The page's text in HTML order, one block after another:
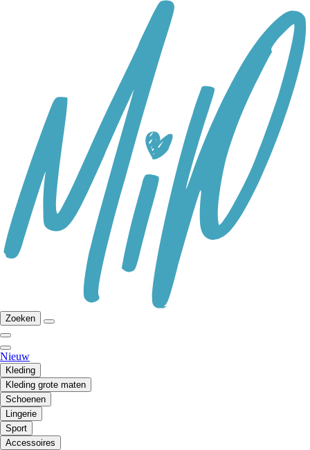
Zoeken
Nieuw
Kleding
Kleding grote maten
Schoenen
Lingerie
Sport
Accessoires